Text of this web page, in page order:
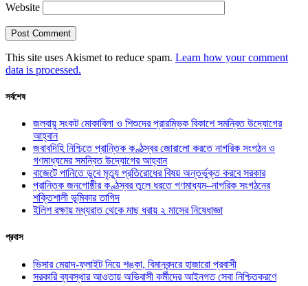
Website
This site uses Akismet to reduce spam. Learn how your comment
data is processed.
সর্বশেষ
জলবায়ু সংকট মোকাবিলা ও শিশুদের প্রারম্ভিক বিকাশে সমন্বিত উদ্যোগের
আহ্বান
জবাবদিহি নিশ্চিতে প্রান্তিক কণ্ঠস্বর জোরালো করতে নাগরিক সংগঠন ও
গণমাধ্যমের সমন্বিত উদ্যোগের আহ্বান
বাজেটে পানিতে ডুবে মৃত্যু প্রতিরোধের বিষয় অন্তর্ভুক্ত করবে সরকার
প্রান্তিক জনগোষ্ঠীর কণ্ঠস্বর তুলে ধরতে গণমাধ্যম–নাগরিক সংগঠনের
শক্তিশালী ভূমিকার তাগিদ
ইলিশ রক্ষায় মধ্যরাত থেকে মাছ ধরায় ২ মাসের নিষেধাজ্ঞা
প্রবাস
ভিসার মেয়াদ-ফ্লাইট নিয়ে শঙ্কা, বিমানবন্দরে হাজারো প্রবাসী
সরকারি ব্যবস্থার আওতায় অভিবাসী কর্মীদের আইনগত সেবা নিশ্চিতকরণে